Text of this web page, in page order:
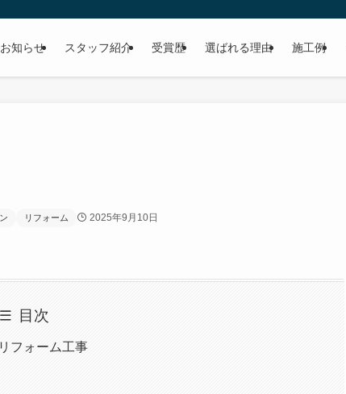
お知らせ スタッフ紹介 受賞歴 選ばれる理由 施工例
リフォーム 2025年9月10日
目次
フォーム工事